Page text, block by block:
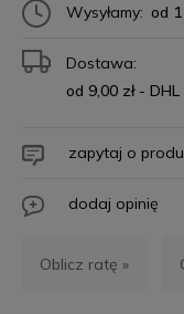
Wysyłamy: od
Dostawa:
od 9,00 zł -
zapytaj o
dodaj opinię
Oblicz ratę »